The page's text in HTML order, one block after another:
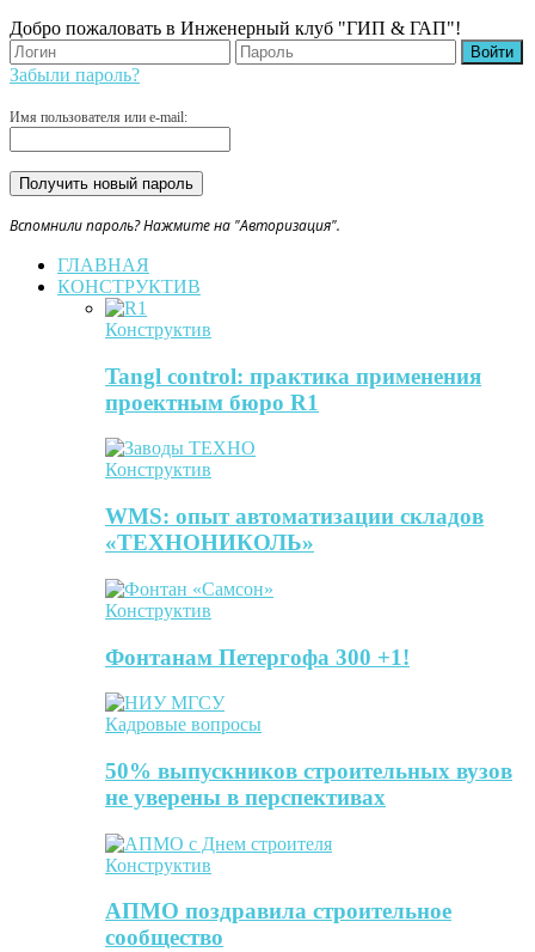
Добро пожаловать в Инженерный клуб "ГИП & ГАП"!
Забыли пароль?
Имя пользователя или e-mail:
Вспомнили пароль? Нажмите на "Авторизация".
ГЛАВНАЯ
КОНСТРУКТИВ
Конструктив
Tangl control: практика применения
проектным бюро R1
Конструктив
WMS: опыт автоматизации складов
«ТЕХНОНИКОЛЬ»
Конструктив
Фонтанам Петергофа 300 +1!
Кадровые вопросы
50% выпускников строительных вузов
не уверены в перспективах
Конструктив
АПМО поздравила строительное
сообщество